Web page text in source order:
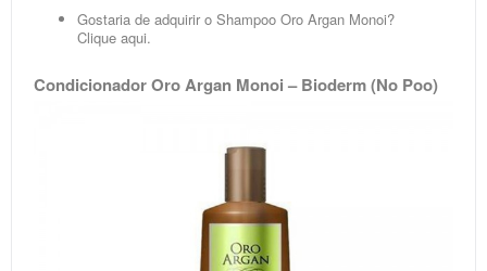
Gostaria de adquirir o Shampoo Oro Argan Monoi?
Clique aqui.
Condicionador Oro Argan Monoi – Bioderm (No Poo)